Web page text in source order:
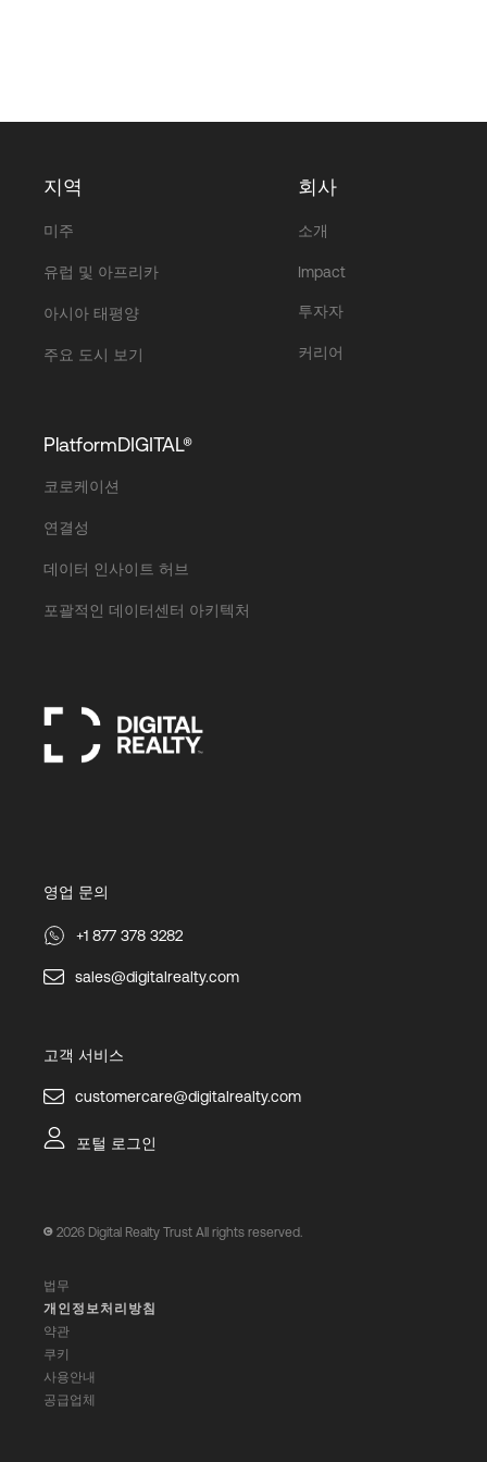
지역
미주
유럽 및 아프리카
아시아 태평양
주요 도시 보기
회사
소개
Impact
투자자
커리어
PlatformDIGITAL®
코로케이션
연결성
데이터 인사이트 허브
포괄적인 데이터센터 아키텍처
영업 문의
+1 877 378 3282
sales@digitalrealty.com
고객 서비스
customercare@digitalrealty.com
포털 로그인
2026 Digital Realty Trust All rights reserved.
법무
개인정보처리방침
약관
쿠키
사용안내
공급업체